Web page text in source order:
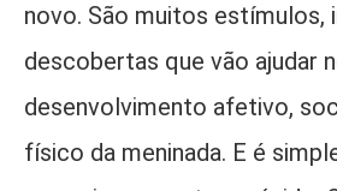
novo. São muitos estímulos,
descobertas que vão ajudar
desenvolvimento afetivo,
físico da meninada. E é